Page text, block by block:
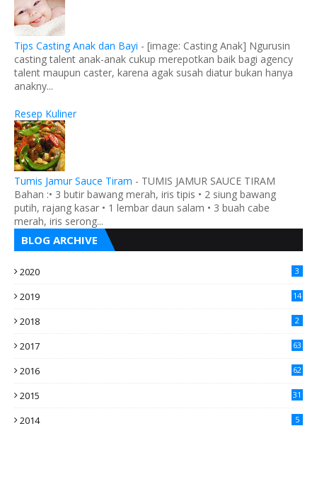
Tips Casting Anak dan Bayi - [image: Casting Anak] Ngurusin
casting talent anak-anak cukup merepotkan baik bagi agency
talent maupun caster, karena agak susah diatur bukan hanya
anakny...
Resep Kuliner
Tumis Jamur Sauce Tiram - TUMIS JAMUR SAUCE TIRAM
Bahan :• 3 butir bawang merah, iris tipis • 2 siung bawang
putih, rajang kasar • 1 lembar daun salam • 3 buah cabe
merah, iris serong...
BLOG ARCHIVE
2020 3
2019 14
2018 2
2017 63
2016
62
2015
31
2014 5